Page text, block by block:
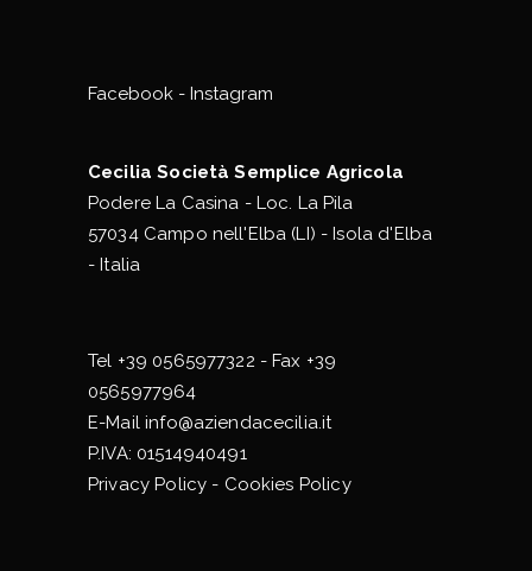
Facebook - Instagram
Cecilia Società Semplice Agricola
Podere La Casina - Loc. La Pila
57034 Campo nell'Elba (LI) - Isola d'Elba
- Italia
Tel +39 0565977322 - Fax +39
0565977964
E-Mailinfo@aziendacecilia.it
P.IVA: 01514940491
Privacy Policy - Cookies Policy